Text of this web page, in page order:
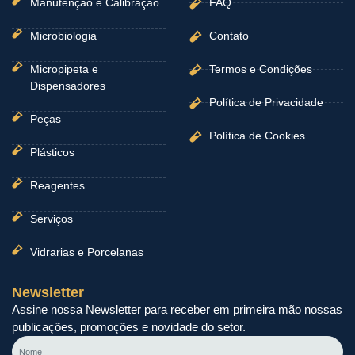
Manutenção e Calibração
Microbiologia
Micropipeta e
Dispensadores
Peças
Plásticos
Reagentes
Serviços
Vidrarias e Porcelanas
FAQ
Contato
Termos e Condições
Política de Privacidade
Política de Cookies
Newsletter
Assine nossa Newsletter para receber em primeira mão nossas
publicações, promoções e novidade do setor.
Nome